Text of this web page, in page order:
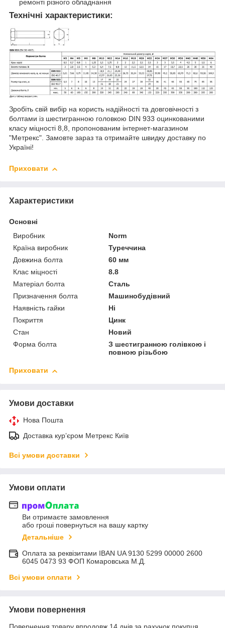
ремонті різного обладнання
Технічні характеристики:
Зробіть свій вибір на користь надійності та довговічності з
болтами із шестигранною головкою DIN 933 оцинкованими
класу міцності 8,8, пропонованим інтернет-магазином
"Метрекс". Замовте зараз та отримайте швидку доставку по
Україні!
Приховати
Характеристики
Основні
Виробник
Norm
Країна виробник
Туреччина
Довжина болта
60 мм
Клас міцності
8.8
Матеріал болта
Сталь
Призначення болта
Машинобудівний
Наявність гайки
Ні
Покриття
Цинк
Стан
Новий
Форма болта
З шестигранною голівкою і
повною різьбою
Приховати
Умови доставки
Нова Пошта
Доставка курʼєром Метрекс Київ
Всі умови доставки
Умови оплати
Ви отримаєте замовлення
або гроші повернуться на вашу картку
Детальніше
Оплата за реквізитами IBAN UA 9130 5299 00000 2600
6045 0473 93 ФОП Комаровська М.Д.
Всі умови оплати
Умови повернення
Повернення товару впродовж 14 днів за рахунок покупця